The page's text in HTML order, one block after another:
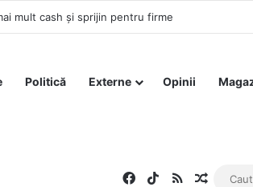
mult cash și sprijin pentru firme
Politică Externe Opinii
Facebook
TikTok
RSSArticol